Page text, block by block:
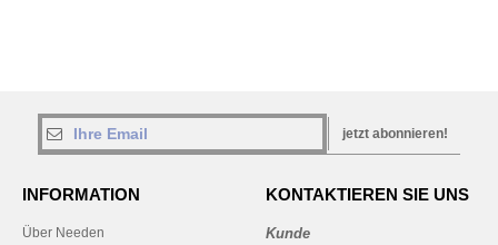
jetzt abonnieren!
INFORMATION
Über Needen
KONTAKTIEREN SIE UNS
Kunde